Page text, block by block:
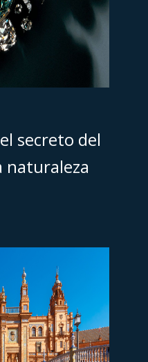
secreto del
naturaleza